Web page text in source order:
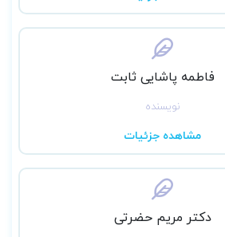
فاطمه پاشایی ثابت
نویسنده
مشاهده جزئیات
دکتر مریم حضرتی